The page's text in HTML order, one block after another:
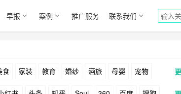
早报 案例 推广服务 联系我们
食 家装 教育 婚纱 酒旅 母婴 宠物